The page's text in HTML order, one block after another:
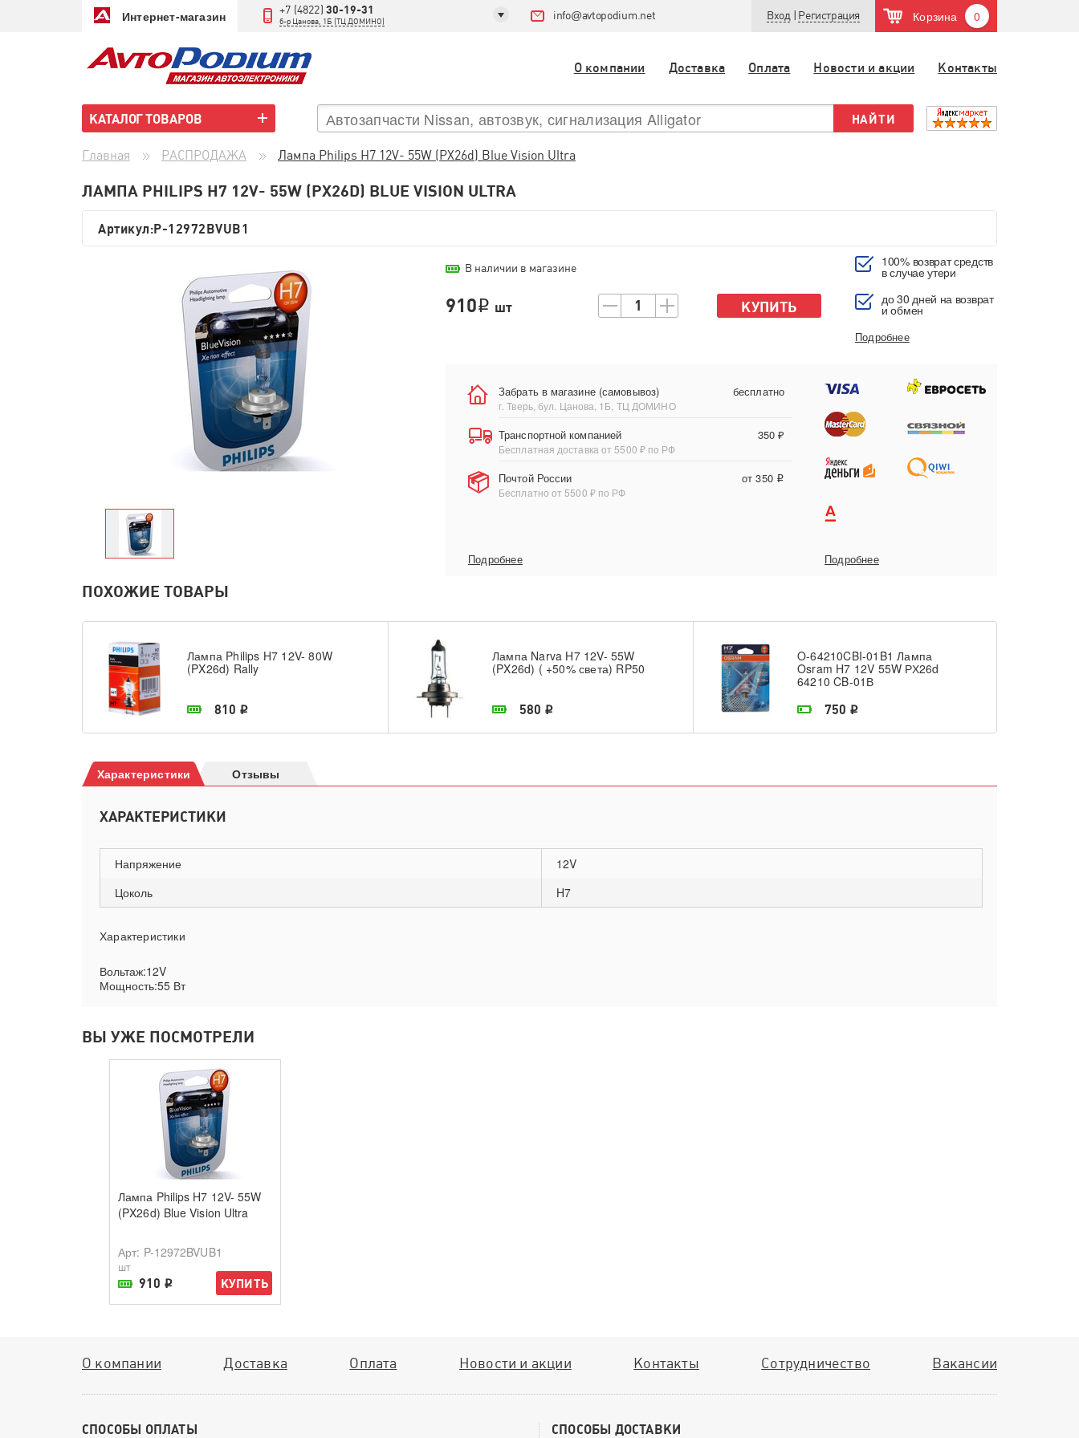
Интернет-магазин +7 (4822) 30-19-31
б-р Цанова, 1Б (ТЦ ДОМИНО) info@avtopodium.net Вход Регистрация Корзина 0
О компании Доставка Оплата Новости и акции Контакты
КАТАЛОГ ТОВАРОВ
Главная РАСПРОДАЖА Лампа Philips H7 12V- 55W (PX26d) Blue Vision Ultra
ЛАМПА PHILIPS H7 12V- 55W (PX26D) BLUE VISION ULTRA
Артикул:P-12972BVUB1
В наличии в магазине
910i шт 1 КУПИТЬ
Забрать в магазине (самовывоз) бесплатно
г. Тверь, бул. Цанова, 1Б, ТЦ ДОМИНО
Транспортной компанией 350 ₽
Бесплатная доставка от 5500 ₽ по РФ
Почтой России от 350 i
Бесплатно от 5500 ₽ по РФ
Подробнее
100% возврат средств
в случае утери
до 30 дней на возврат
и обмен
Подробнее
Подробнее
ПОХОЖИЕ ТОВАРЫ
Лампа Philips H7 12V- 80W
(PX26d) Rally
В наличии в магазине
810 i
Лампа Narva H7 12V- 55W
(PX26d) ( +50% света) RP50
В наличии в магазине
580 i
O-64210CBI-01B1 Лампа
Osram H7 12V 55W РХ26d
64210 CB-01В
На складе поставщика
750 i
Характеристики Отзывы
ХАРАКТЕРИСТИКИ
Напряжение
12V
Цоколь
H7
Характеристики
Вольтаж:12V
Мощность:55 Вт
ВЫ УЖЕ ПОСМОТРЕЛИ
В наличии в магазине
Лампа Philips H7 12V- 55W
(PX26d) Blue Vision Ultra
Арт: P-12972BVUB1
шт
910 i КУПИТЬ
О компании Доставка Оплата Новости и акции Контакты Сотрудничество Вакансии
СПОСОБЫ ОПЛАТЫ СПОСОБЫ ДОСТАВКИ